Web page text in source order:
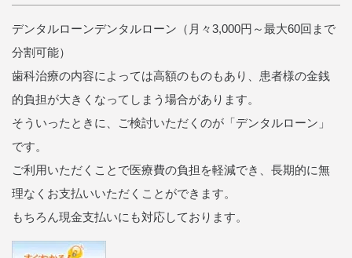
デンタルローンデンタルローン（月々3,000円～最大60回まで
分割可能）
歯科治療の内容によっては高額のものもあり、患者様の金銭
的負担が大きくなってしまう場合があります。
そういったときに、ご検討いただくのが「デンタルローン」
です。
ご利用いただくことで医療費の負担を軽減でき、長期的に無
理なくお支払いいただくことができます。
もちろん現金支払いにも対応しております。